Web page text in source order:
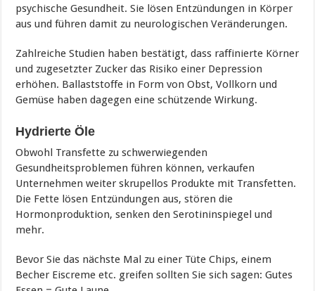
psychische Gesundheit. Sie lösen Entzündungen in Körper
aus und führen damit zu neurologischen Veränderungen.
Zahlreiche Studien haben bestätigt, dass raffinierte Körner
und zugesetzter Zucker das Risiko einer Depression
erhöhen. Ballaststoffe in Form von Obst, Vollkorn und
Gemüse haben dagegen eine schützende Wirkung.
Hydrierte Öle
Obwohl Transfette zu schwerwiegenden
Gesundheitsproblemen führen können, verkaufen
Unternehmen weiter skrupellos Produkte mit Transfetten.
Die Fette lösen Entzündungen aus, stören die
Hormonproduktion, senken den Serotininspiegel und
mehr.
Bevor Sie das nächste Mal zu einer Tüte Chips, einem
Becher Eiscreme etc. greifen sollten Sie sich sagen: Gutes